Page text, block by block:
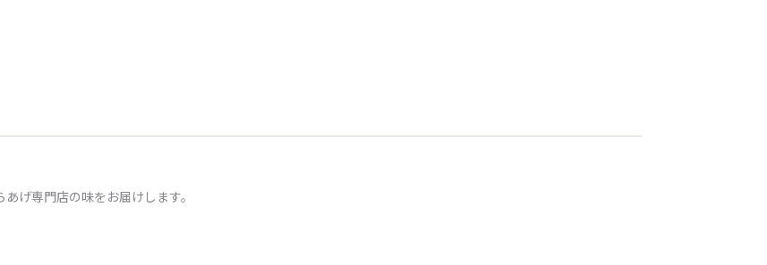
げ専門店の味をお届けします。